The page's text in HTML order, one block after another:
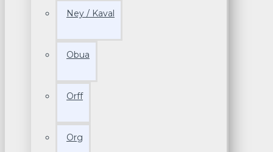
Ney / Kaval
Obua
Orff
Org